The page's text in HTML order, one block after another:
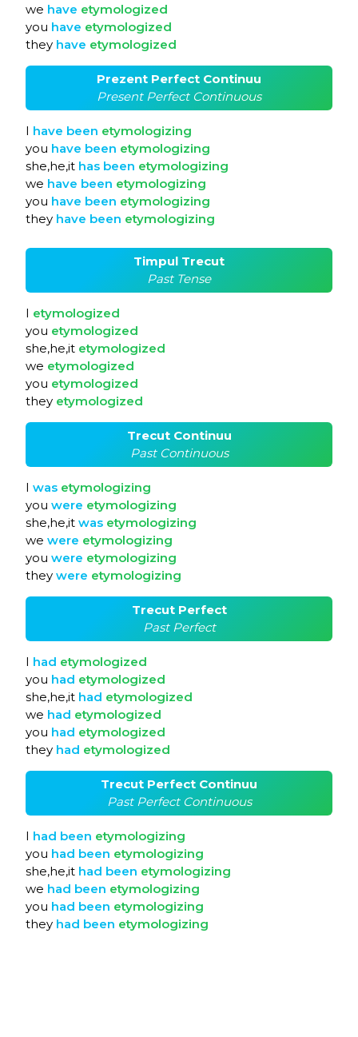
we have etymologized
you have etymologized
they have etymologized
Prezent Perfect Continuu
Present Perfect Continuous
I have been etymologizing
you have been etymologizing
she,he,it has been etymologizing
we have been etymologizing
you have been etymologizing
they have been etymologizing
Timpul Trecut
Past Tense
I etymologized
you etymologized
she,he,it etymologized
we etymologized
you etymologized
they etymologized
Trecut Continuu
Past Continuous
I was etymologizing
you were etymologizing
she,he,it was etymologizing
we were etymologizing
you were etymologizing
they were etymologizing
Trecut Perfect
Past Perfect
I had etymologized
you had etymologized
she,he,it had etymologized
we had etymologized
you had etymologized
they had etymologized
Trecut Perfect Continuu
Past Perfect Continuous
I had been etymologizing
you had been etymologizing
she,he,it had been etymologizing
we had been etymologizing
you had been etymologizing
they had been etymologizing